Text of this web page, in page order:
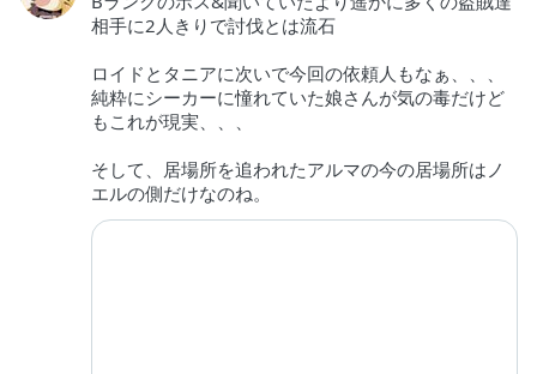
相手に2人きりで討伐とは流石
ロイドとタニアに次いで今回の依頼人もなぁ、、、
純粋にシーカーに憧れていた娘さんが気の毒だけど
もこれが現実、、、
そして、居場所を追われたアルマの今の居場所はノ
エルの側だけなのね。